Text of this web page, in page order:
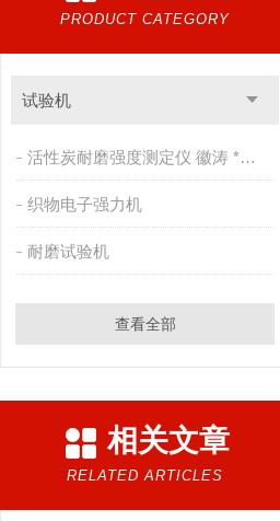
PRODUCT CATEGORY
试验机
活性炭耐磨强度测定仪 徽涛 *售后
织物电子强力机
耐磨试验机
查看全部
相关文章
RELATED ARTICLES